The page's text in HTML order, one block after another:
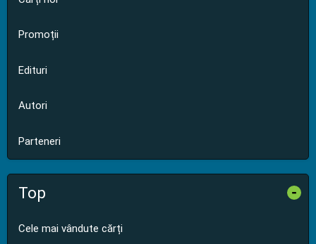
Promoții
Edituri
Autori
Parteneri
Top -
Cele mai vândute cărți